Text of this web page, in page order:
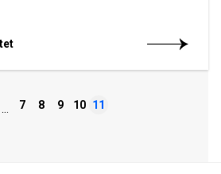
... 7 8 9 10 11